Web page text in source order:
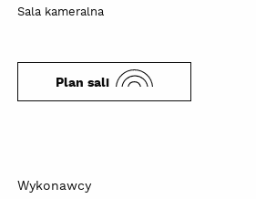
Sala kameralna
Plan sali
Wykonawcy